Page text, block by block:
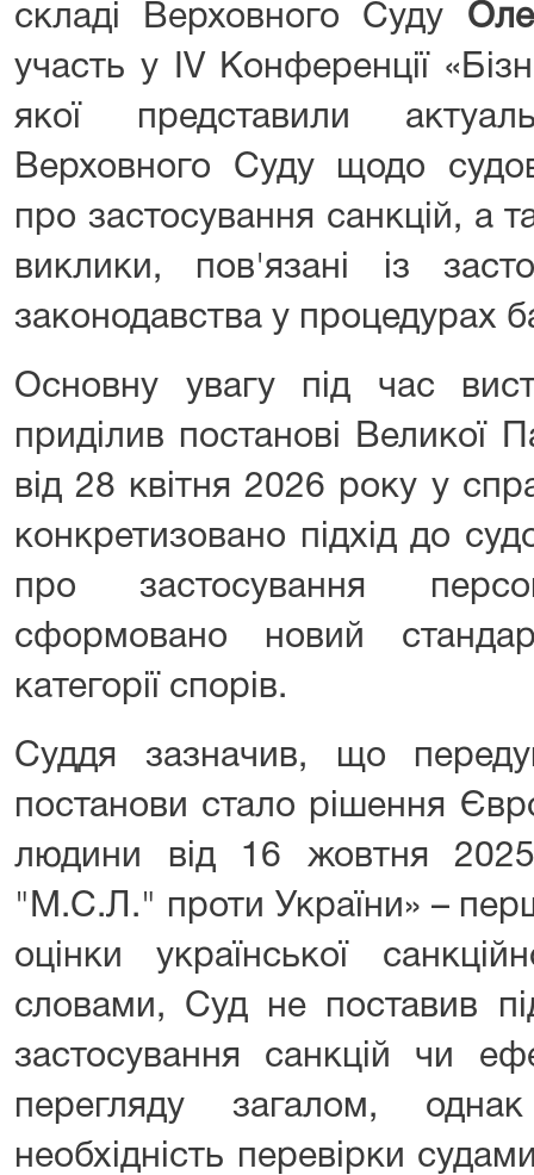
складі Верховного Суду
участь у IV Конференції
якої представили
Верховного Суду щодо
про застосування санкцій, а
виклики, пов'язані із
законодавства у процедурах
Основну увагу під час
приділив постанові Великої
від 28 квітня 2026 року у
конкретизовано підхід до
про застосування
сформовано новий
категорії спорів.
Суддя зазначив, що
постанови стало рішення
людини від 16 жовтня
"М.С.Л." проти України» –
оцінки української
словами, Суд не поставив
застосування санкцій чи
перегляду загалом,
необхідність перевірки